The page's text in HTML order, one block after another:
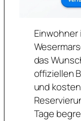
Einwohner
das
offiziellen
und
Tage